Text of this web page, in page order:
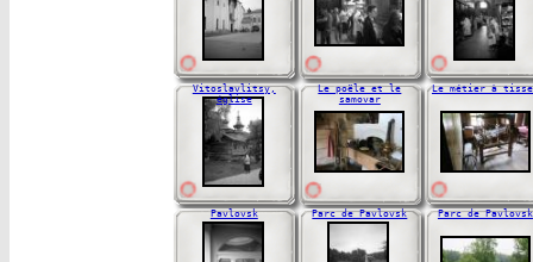
Vitoslavlitsy,
église
Le poële et le
samovar
Le métier à
Pavlovsk Parc de Pavlovsk Parc de Pavlovsk